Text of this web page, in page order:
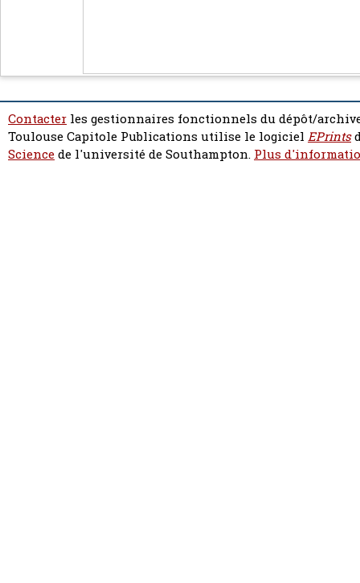
Contacter les gestionnaires fonctionnels du dépôt/
Toulouse Capitole Publications utilise le logiciel EPrints
Sciencede l'université de Southampton. Plus